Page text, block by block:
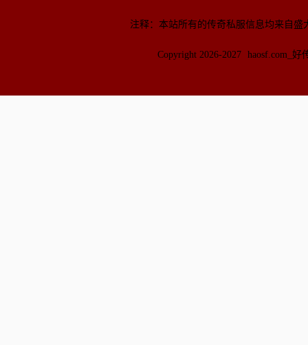
注释：本站所有的传奇私服信息均来自
Copyright 2026-2027 haosf.com_好